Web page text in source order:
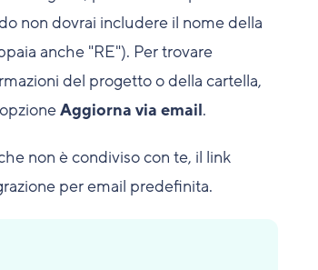
non dovrai includere il nome della
anche "RE"). Per trovare
del progetto o della cartella,
Aggiorna via email.
non è condiviso con te, il link
per email predefinita.